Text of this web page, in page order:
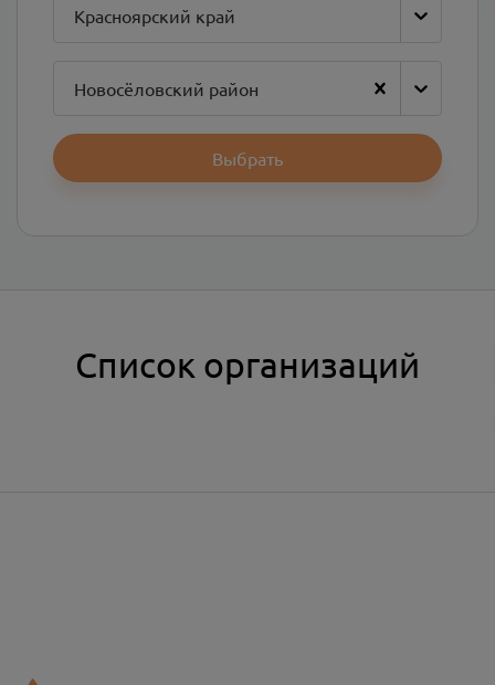
Красноярский край
Новосёловский район
Выбрать
Список организаций